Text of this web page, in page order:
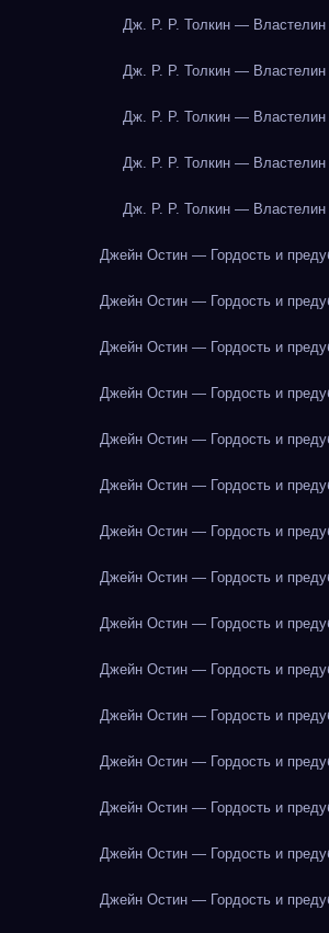
Дж. Р. Р. Толкин — Властелин
Дж. Р. Р. Толкин — Властелин
Дж. Р. Р. Толкин — Властелин
Дж. Р. Р. Толкин — Властелин
Дж. Р. Р. Толкин — Властелин
Джейн Остин — Гордость и
Джейн Остин — Гордость и
Джейн Остин — Гордость и
Джейн Остин — Гордость и
Джейн Остин — Гордость и
Джейн Остин — Гордость и
Джейн Остин — Гордость и
Джейн Остин — Гордость и
Джейн Остин — Гордость и
Джейн Остин — Гордость и
Джейн Остин — Гордость и
Джейн Остин — Гордость и
Джейн Остин — Гордость и
Джейн Остин — Гордость и
Джейн Остин — Гордость и